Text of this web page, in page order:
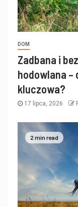
DOM
Zadbana i
hodowlana –
kluczowa?
17 lipca, 2026
2 min read